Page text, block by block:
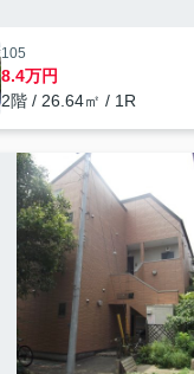
105
8.4万円
2階 / 26.64㎡ / 1R